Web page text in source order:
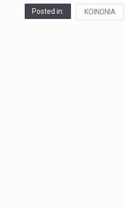
Posted in: ΚΟΙΝΩΝΙΑ